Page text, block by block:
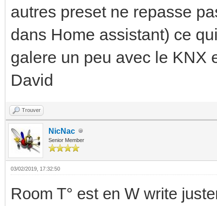
autres preset ne repasse
dans Home assistant) ce
galere un peu avec le KNX
David
Trouver
NicNac
Senior Member
03/02/2019, 17:32:50
Room T° est en W write